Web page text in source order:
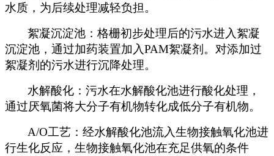
水质，为后续处理减轻负担。
絮凝沉淀池：格栅初步处理后的污水进入絮凝
沉淀池，通过加药装置加入PAM絮凝剂。对添加过
絮凝剂的污水进行沉降处理。
水解酸化：污水在水解酸化池进行酸化处理，
通过厌氧菌将大分子有机物转化成低分子有机物。
A/O工艺：经水解酸化池流入生物接触氧化池进
行生化反应，生物接触氧化池在充足供氧的条件